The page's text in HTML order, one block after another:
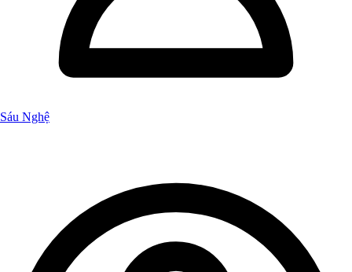
Sáu Nghệ